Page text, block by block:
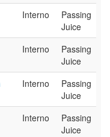
Interno
Passing
Juice
Interno
Passing
Juice
Interno
Passing
Juice
Interno
Passing
Juice